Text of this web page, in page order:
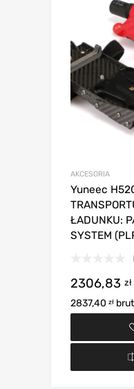
AKCESORIA
Yuneec
ŁADUNKU:
SYSTEM
2306,83 zł
2837,40 zł